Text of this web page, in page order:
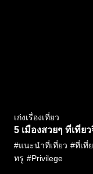
เก่งเรื่องเที่ยว
5 เมืองสวยๆ ที่เที่ย
#แนะนำที่เที่ยว #ที่เที่
ทรู #Privilege